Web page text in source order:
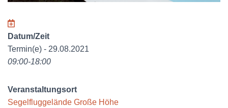
Datum/Zeit
Termin(e) - 29.08.2021
09:00-18:00
Veranstaltungsort
Segelfluggelände Große Höhe